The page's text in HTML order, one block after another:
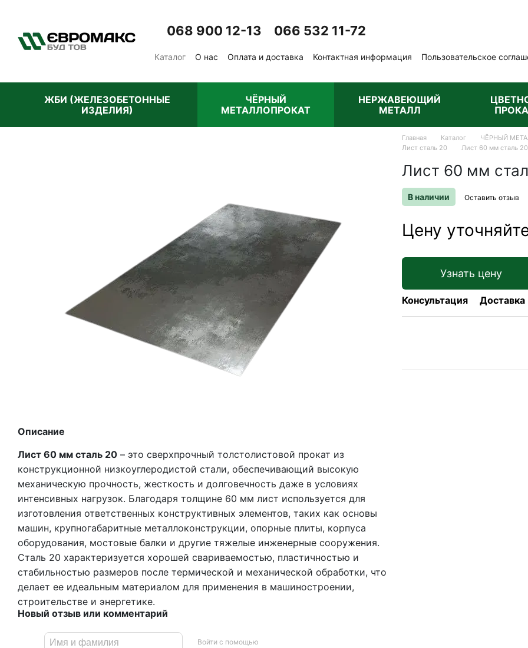
068 900 12-13 066 532 11-72
Каталог О нас Оплата и доставка Контактная информация
Пользовательское
ЖБИ (ЖЕЛЕЗОБЕТОННЫЕ
ИЗДЕЛИЯ)
ЧЁРНЫЙ
МЕТАЛЛОПРОКАТ
НЕРЖАВЕЮЩИЙ
МЕТАЛЛ
Описание
Лист 60 мм сталь 20 – это сверхпрочный толстолистовой прокат из
конструкционной низкоуглеродистой стали, обеспечивающий высокую
механическую прочность, жесткость и долговечность даже в условиях
интенсивных нагрузок. Благодаря толщине 60 мм лист используется для
изготовления ответственных конструктивных элементов, таких как основы
машин, крупногабаритные металлоконструкции, опорные плиты, корпуса
оборудования, мостовые балки и другие тяжелые инженерные сооружения.
Сталь 20 характеризуется хорошей свариваемостью, пластичностью и
стабильностью размеров после термической и механической обработки, что
делает ее идеальным материалом для применения в машиностроении,
строительстве и энергетике.
Новый отзыв или комментарий
Войти с помощью
Главная Каталог ЧЁРНЫЙ
Лист сталь 20
Лист 60 мм сталь 20
Лист 60 мм
В наличии Оставить отзыв
Цену
Узнать цену
Консультация Доставка